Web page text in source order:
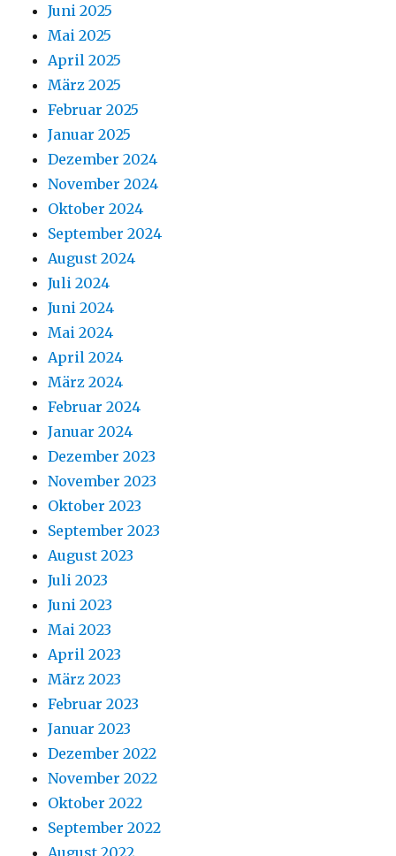
Juni 2025
Mai 2025
April 2025
März 2025
Februar 2025
Januar 2025
Dezember 2024
November 2024
Oktober 2024
September 2024
August 2024
Juli 2024
Juni 2024
Mai 2024
April 2024
März 2024
Februar 2024
Januar 2024
Dezember 2023
November 2023
Oktober 2023
September 2023
August 2023
Juli 2023
Juni 2023
Mai 2023
April 2023
März 2023
Februar 2023
Januar 2023
Dezember 2022
November 2022
Oktober 2022
September 2022
August 2022